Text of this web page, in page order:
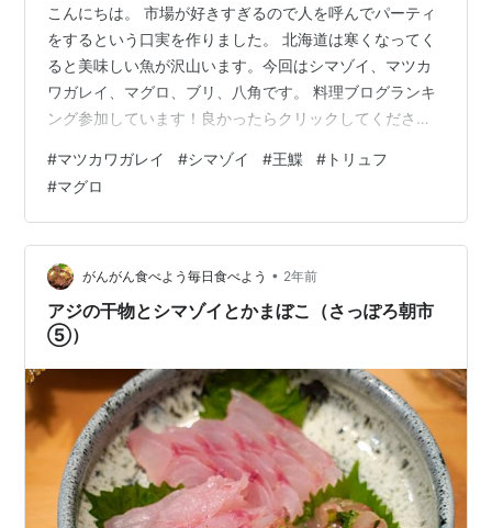
こんにちは。 市場が好きすぎるので人を呼んでパーティ
をするという口実を作りました。 北海道は寒くなってく
ると美味しい魚が沢山います。今回はシマゾイ、マツカ
ワガレイ、マグロ、ブリ、八角です。 料理ブログランキ
ング参加しています！良かったらクリックしてくださ
イ 捌く 八角 料理 お刺身 マツカワガレイのエンガワネギ
ショウガ和え トリュフマグロ 八角の揚げもの 骨せんべ
い お刺身サラダ シマゾイ皮ぽん酢 テーブル マツカワガ
レイ 市場で1枚2000円でした結構大きくて厚みがあって
美味しそうなものを選びました。内蔵だけ取ってもらっ
て家で鱗を取りま…
#マツカワガレイ #シマゾイ #王鰈 # トリュフ
#マグロ
がんがん食べよう毎日食べよう • 2年前
アジの干物とシマゾイとかまぼこ（さっぽろ朝市
⑤）